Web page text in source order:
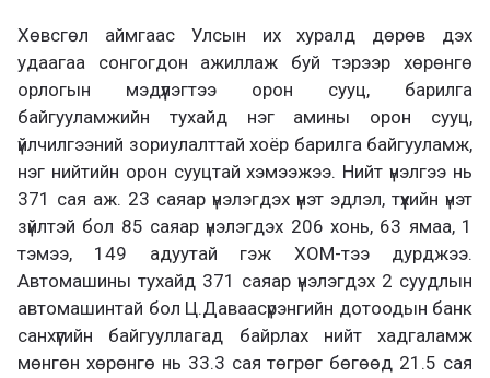
Хөвсгөл аймгаас Улсын их хуралд дөрөв дэх
удаагаа сонгогдон ажиллаж буй тэрээр хөрөнгө
орлогын мэдүүлэгтээ орон сууц, барилга
байгууламжийн тухайд нэг амины орон сууц,
үйлчилгээний зориулалттай хоёр барилга байгууламж,
нэг нийтийн орон сууцтай хэмээжээ. Нийт үнэлгээ нь
371 сая аж. 23 саяар үнэлэгдэх үнэт эдлэл, түүхийн үнэт
зүйлтэй бол 85 саяар үнэлэгдэх 206 хонь, 63 ямаа, 1
тэмээ, 149 адуутай гэж ХОМ-тээ дурджээ.
Автомашины тухайд 371 саяар үнэлэгдэх 2 суудлын
автомашинтай бол Ц.Даваасүрэнгийн дотоодын банк
санхүүгийн байгууллагад байрлах нийт хадгаламж
мөнгөн хөрөнгө нь 33.3 сая төгрөг бөгөөд 21.5 сая